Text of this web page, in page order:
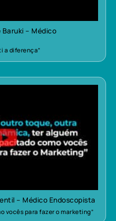
– Médico
a diferença”
– Médico Endoscopista
vocês para fazer o marketing”